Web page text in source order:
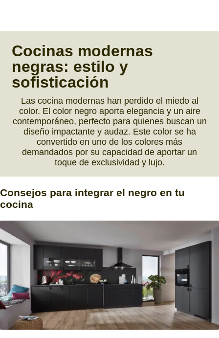
Cocinas modernas
negras: estilo y
sofisticación
Las cocina modernas han perdido el miedo al
color. El color negro aporta elegancia y un aire
contemporáneo, perfecto para quienes buscan un
diseño impactante y audaz. Este color se ha
convertido en uno de los colores más
demandados por su capacidad de aportar un
toque de exclusividad y lujo.
Consejos para integrar el negro en tu
cocina